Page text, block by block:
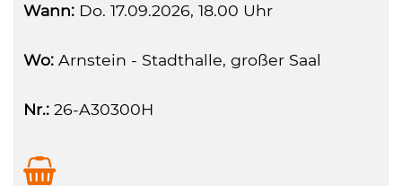
Wann: Do. 17.09.2026, 18.00 Uhr
Wo: Arnstein - Stadthalle, großer Saal
Nr.: 26-A30300H